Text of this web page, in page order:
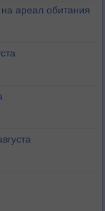
ареал обитания